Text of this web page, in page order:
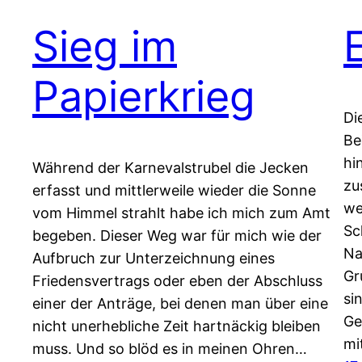
Sieg im
Papierkrieg
Während der Karnevalstrubel die Jecken
erfasst und mittlerweile wieder die Sonne
vom Himmel strahlt habe ich mich zum Amt
begeben. Dieser Weg war für mich wie der
Aufbruch zur Unterzeichnung eines
Friedensvertrags oder eben der Abschluss
einer der Anträge, bei denen man über eine
nicht unerhebliche Zeit hartnäckig bleiben
muss. Und so blöd es in meinen Ohren…